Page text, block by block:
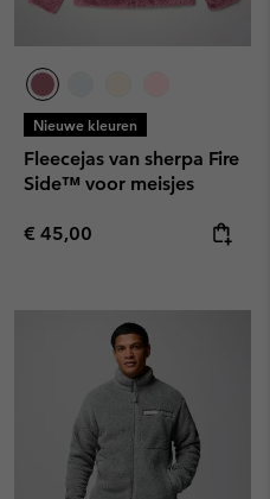
Nieuwe kleuren
Fleecejas van sherpa Fire
Side™ voor meisjes
Regular price:
€ 45,00